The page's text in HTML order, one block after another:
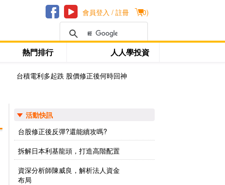
(0)
會員登入 / 註冊
熱門排行 人人學投資
台積電利多起跌 股價修正後何時回神
活動快訊
台股修正後反彈?還能續攻嗎?
拆解日本利基龍頭，打造高階配置
資深分析師陳威良，解析法人資金
布局